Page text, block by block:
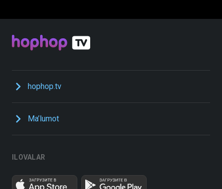
hophop.tv
Ma’lumot
ILOVALAR